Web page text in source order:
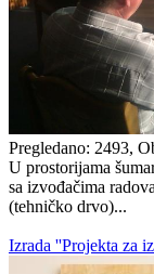
Pregledano: 2493,
U prostorijama
sa izvođačima
(tehničko drvo)...
Izrada ''Projekta za